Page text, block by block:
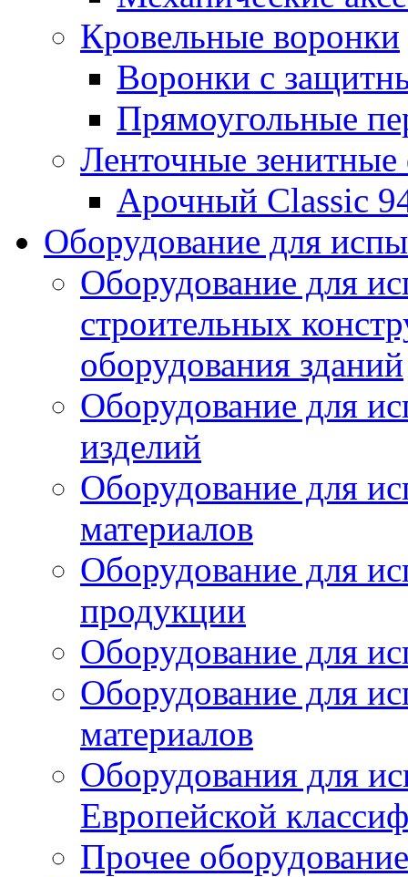
Кровельные воронки
Воронки с
Прямоугольные
Ленточные
Арочный Classic
Оборудование для
Оборудование для
строительных
оборудования зданий
Оборудование для
изделий
Оборудование для
материалов
Оборудование для
продукции
Оборудование для
Оборудование для
материалов
Оборудования для
Европейской
Прочее оборудование